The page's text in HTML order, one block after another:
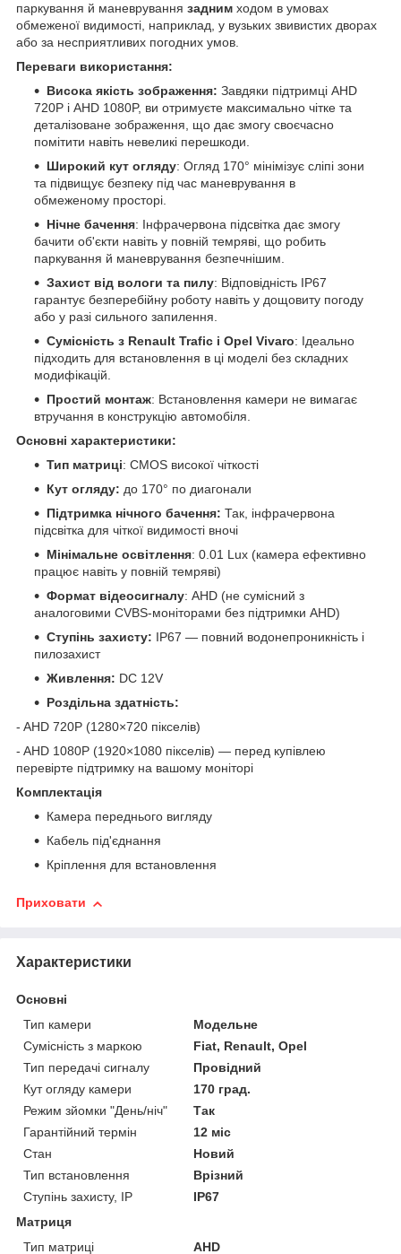
паркування й маневрування задним ходом в умовах
обмеженої видимості, наприклад, у вузьких звивистих дворах
або за несприятливих погодних умов.
Переваги використання:
Висока якість зображення: Завдяки підтримці AHD
720P і AHD 1080P, ви отримуєте максимально чітке та
деталізоване зображення, що дає змогу своєчасно
помітити навіть невеликі перешкоди.
Широкий кут огляду: Огляд 170° мінімізує сліпі зони
та підвищує безпеку під час маневрування в
обмеженому просторі.
Нічне бачення: Інфрачервона підсвітка дає змогу
бачити об'єкти навіть у повній темряві, що робить
паркування й маневрування безпечнішим.
Захист від вологи та пилу: Відповідність IP67
гарантує безперебійну роботу навіть у дощовиту погоду
або у разі сильного запилення.
Сумісність з Renault Trafic і Opel Vivaro: Ідеально
підходить для встановлення в ці моделі без складних
модифікацій.
Простий монтаж: Встановлення камери не вимагає
втручання в конструкцію автомобіля.
Основні характеристики:
Тип матриці: CMOS високої чіткості
Кут огляду: до 170° по диагонали
Підтримка нічного бачення: Так, інфрачервона
підсвітка для чіткої видимості вночі
Мінімальне освітлення: 0.01 Lux (камера ефективно
працює навіть у повній темряві)
Формат відеосигналу: AHD (не сумісний з
аналоговими CVBS-моніторами без підтримки AHD)
Ступінь захисту: IP67 — повний водонепроникність і
пилозахист
Живлення: DC 12V
Роздільна здатність:
- AHD 720P (1280×720 пікселів)
- AHD 1080P (1920×1080 пікселів) — перед купівлею
перевірте підтримку на вашому моніторі
Комплектація
Камера переднього вигляду
Кабель під'єднання
Кріплення для встановлення
Приховати
Характеристики
Основні
Тип камери
Модельне
Сумісність з маркою
Fiat, Renault, Opel
Тип передачі сигналу
Провідний
Кут огляду камери
170 град.
Режим зйомки "День/ніч"
Так
Гарантійний термін
12 міс
Стан
Новий
Тип встановлення
Врізний
Ступінь захисту, IP
IP67
Матриця
Тип матриці
AHD